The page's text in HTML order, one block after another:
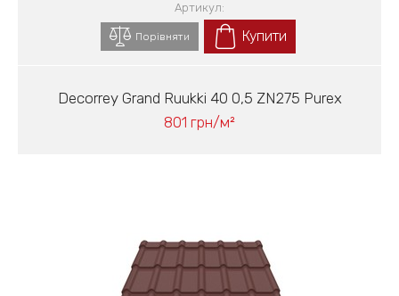
Decorrey Grand Ruukki 40 0,5 ZN275 Purex
801 грн/м²
Артикул:
Порівняти Купити